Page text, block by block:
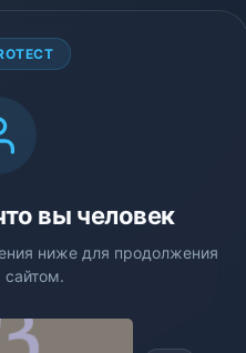
вы человек
ниже для продолжения
сайтом.